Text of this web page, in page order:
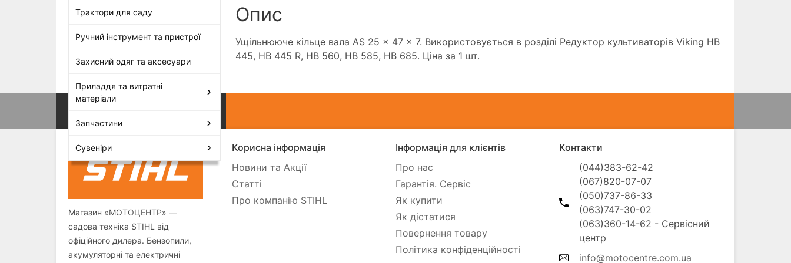
Трактори для саду
Ручний інструмент та пристрої
Захисний одяг та аксесуари
Приладдя та витратні
матеріали
Запчастини
Сувеніри
Опис
Ущільнююче кільце вала AS 25 x 47 x 7. Використовується в розділі Редуктор культиваторів Viking HB
445, HB 445 R, HB 560, HB 585, HB 685. Ціна за 1 шт.
Магазин «МОТОЦЕНТР» —
садова техніка STIHL від
офіційного дилера. Бензопили,
акумуляторні та електричні
Корисна інформація
Новини та Акції
Статті
Про компанію STIHL
Інформація для клієнтів
Про нас
Гарантія. Сервіс
Як купити
Як дістатися
Повернення товару
Політика конфіденційності
Контакти
(044)383-62-42
(067)820-07-07
(050)737-86-33
(063)747-30-02
(063)360-14-62 - Сервісний
info@motocentre.com.ua